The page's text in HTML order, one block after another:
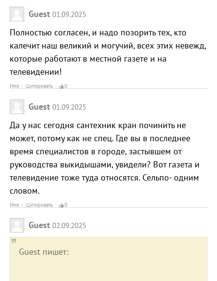
Guest 01.09.2025
Полностью согласен, и надо позорить тех, кто
калечит наш великий и могучий, всех этих невежд,
которые работают в местной газете и на
телевидении!
Имя Цитировать 0
Guest 01.09.2025
Да у нас сегодня сантехник кран починить не
может, потому как не спец. Где вы в последнее
время специалистов в городе, застывшем от
руководства выкидышами, увидели? Вот газета и
телевидение тоже туда относятся. Сельпо- одним
словом.
Имя Цитировать 0
Guest 02.09.2025
Guest пишет: